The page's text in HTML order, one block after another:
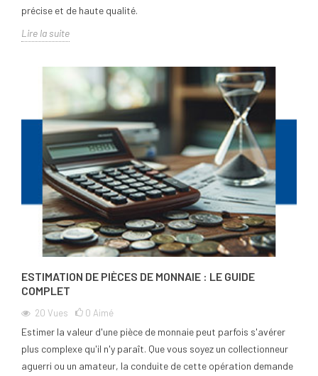
précise et de haute qualité.
Lire la suite
ESTIMATION DE PIÈCES DE MONNAIE : LE GUIDE
COMPLET
20 Vues 0 Aimé
Estimer la valeur d'une pièce de monnaie peut parfois s'avérer
plus complexe qu'il n'y paraît. Que vous soyez un collectionneur
aguerri ou un amateur, la conduite de cette opération demande